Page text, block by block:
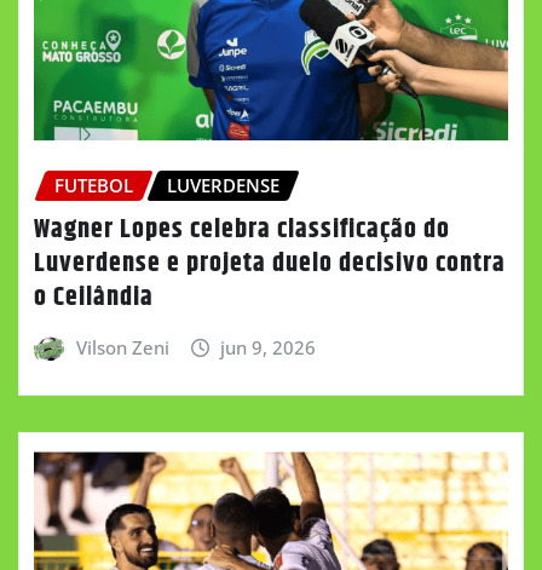
FUTEBOL LUVERDENSE
Wagner Lopes celebra classificação do
Luverdense e projeta duelo decisivo contra
o Ceilândia
Vilson Zeni jun 9, 2026